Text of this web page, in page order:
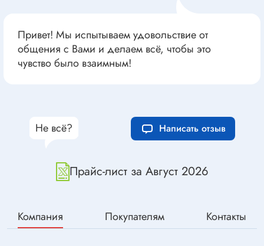
Привет! Мы испытываем удовольствие от
общения с Вами и делаем всё, чтобы это
чувство было взаимным!
Прайс-лист за Август 2026
Не всё? Написать отзыв
Компания Покупателям Контакты